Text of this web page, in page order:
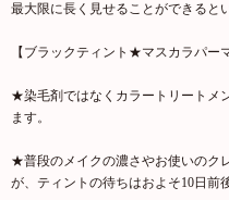
最大限に長く見せることができると
【ブラックティント★マスカラパー
★染毛剤ではなくカラートリートメ
ます。
★普段のメイクの濃さやお使いのク
が、ティントの待ちはおよそ10日前